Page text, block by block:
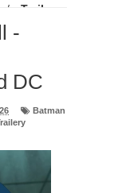
/
Trailery
drsný
-
DC
Batman